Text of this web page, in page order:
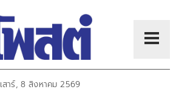
เสาร์, 8 สิงหาคม 2569